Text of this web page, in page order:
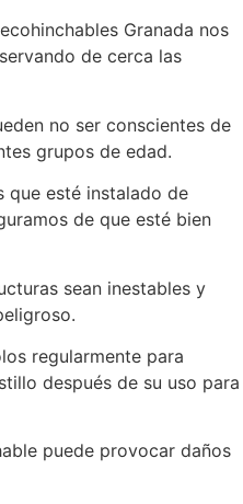
Granada nos
de cerca las
no ser conscientes de
grupos de edad.
que esté instalado de
de que esté bien
sean inestables y
regularmente para
después de su uso para
puede provocar daños